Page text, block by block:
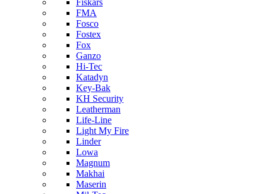
Fiskars
FMA
Fosco
Fostex
Fox
Ganzo
Hi-Tec
Katadyn
Key-Bak
KH Security
Leatherman
Life-Line
Light My Fire
Linder
Lowa
Magnum
Makhai
Maserin